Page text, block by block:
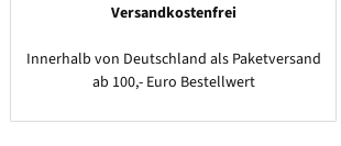
Versandkostenfrei
Innerhalb von Deutschland als Paketversand
ab 100,- Euro Bestellwert